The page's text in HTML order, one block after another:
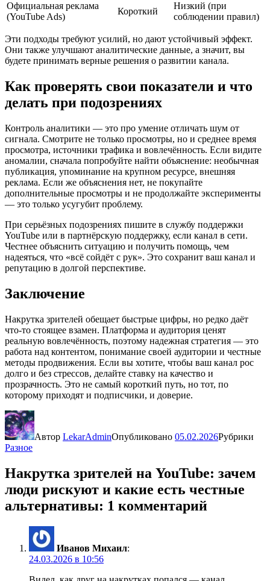
Официальная реклама
(YouTube Ads)
Короткий
Низкий (при
соблюдении правил)
Эти подходы требуют усилий, но дают устойчивый эффект.
Они также улучшают аналитические данные, а значит, вы
будете принимать верные решения о развитии канала.
Как проверять свои показатели и что
делать при подозрениях
Контроль аналитики — это про умение отличать шум от
сигнала. Смотрите не только просмотры, но и среднее время
просмотра, источники трафика и вовлечённость. Если видите
аномалии, сначала попробуйте найти объяснение: необычная
публикация, упоминание на крупном ресурсе, внешняя
реклама. Если же объяснения нет, не покупайте
дополнительные просмотры и не продолжайте эксперименты
— это только усугубит проблему.
При серьёзных подозрениях пишите в службу поддержки
YouTube или в партнёрскую поддержку, если канал в сети.
Честнее объяснить ситуацию и получить помощь, чем
надеяться, что «всё сойдёт с рук». Это сохранит ваш канал и
репутацию в долгой перспективе.
Заключение
Накрутка зрителей обещает быстрые цифры, но редко даёт
что-то стоящее взамен. Платформа и аудитория ценят
реальную вовлечённость, поэтому надежная стратегия — это
работа над контентом, понимание своей аудитории и честные
методы продвижения. Если вы хотите, чтобы ваш канал рос
долго и без стрессов, делайте ставку на качество и
прозрачность. Это не самый короткий путь, но тот, по
которому приходят и подписчики, и доверие.
Автор LekarAdminОпубликовано 05.02.2026Рубрики
Разное
Накрутка зрителей на YouTube: зачем
люди рискуют и какие есть честные
альтернативы: 1 комментарий
Иванов Михаил:
24.03.2026 в 10:56